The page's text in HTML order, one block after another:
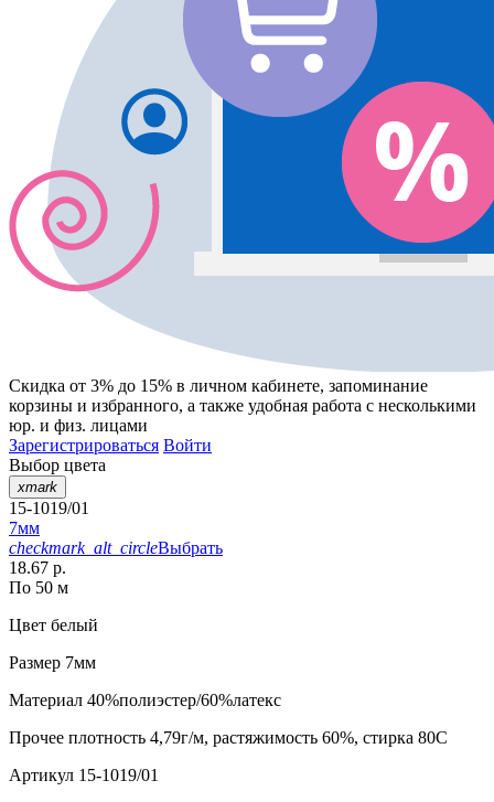
Скидка от 3% до 15% в личном кабинете, запоминание
корзины и избранного, а также удобная работа с несколькими
юр. и физ. лицами
Зарегистрироваться Войти
Выбор цвета
xmark
15-1019/01
7мм
checkmark_alt_circleВыбрать
18.67 р.
По 50 м
Цвет белый
Размер 7мм
Материал 40%полиэстер/60%латекс
Прочее плотность 4,79г/м, растяжимость 60%, стирка 80С
Артикул 15-1019/01